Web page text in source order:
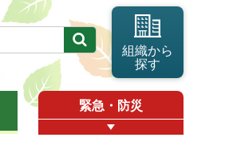
組織から
探す
緊急・防災